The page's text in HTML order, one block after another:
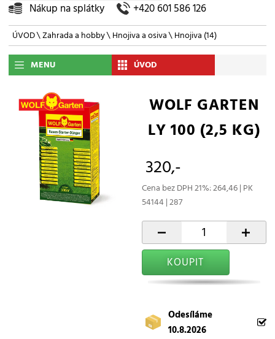
Nákup na splátky +420 601 586 126
ÚVOD\Zahrada a hobby\Hnojiva a osiva\Hnojiva (14)
MENU ÚVOD
WOLF GARTEN
LY 100 (2,5 KG)
320,-
Cena bez DPH 21%: 264,46 | PK
54144 | 287
- +
KOUPIT
Odesíláme
10.8.2026